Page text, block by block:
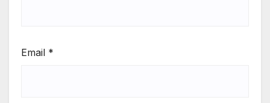
Email *